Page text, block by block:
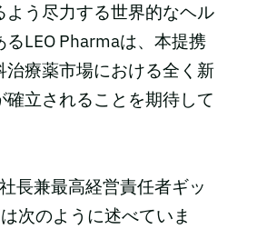
よう尽力する世界的なヘル
LEO Pharmaは、本提携
治療薬市場における全く新
確立されることを期待して
長兼最高経営責任者ギッ
次のように述べていま